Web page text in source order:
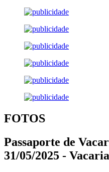
FOTOS
Passaporte de
31/05/2025 -